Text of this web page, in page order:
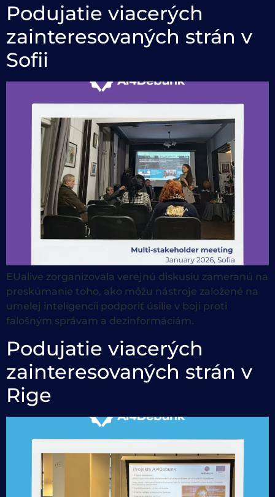
Podujatie viacerých
zainteresovaných strán v
Sofii
EUalive zorganizovala verejnú diskusiu zameranú na
preskúmanie toho, ako môžu nástroje založené na
umelej inteligencii podporiť úsilie v boji proti
falošným správam a dezinformáciám.
Podujatie viacerých
zainteresovaných strán v
Rige